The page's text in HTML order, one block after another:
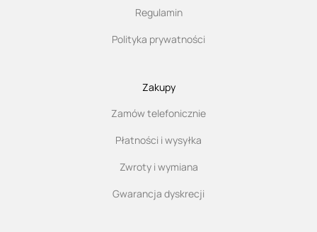
Regulamin
Polityka prywatności
Zakupy
Zamów telefonicznie
Płatności i wysyłka
Zwroty i wymiana
Gwarancja dyskrecji